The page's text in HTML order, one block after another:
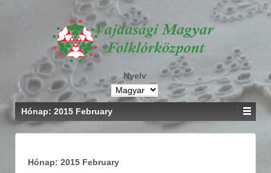
Nyelv
Hónap: 2015 February
Hónap: 2015 February